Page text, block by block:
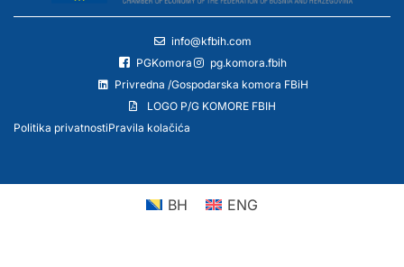
info@kfbih.com
PGKomora
pg.komora.fbih
Privredna /Gospodarska komora FBiH
LOGO P/G KOMORE FBIH
Politika privatnostiPravila kolačića
BH ENG